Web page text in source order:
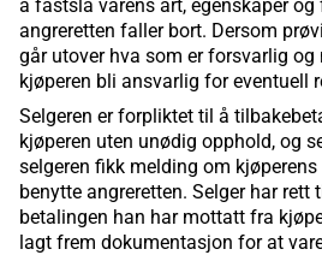
å fastslå varens art, egenskaper
angreretten faller bort. Dersom
går utover hva som er forsvarlig og
kjøperen bli ansvarlig for eventuell
Selgeren er forpliktet til å
kjøperen uten unødig opphold, og
selgeren fikk melding om
benytte angreretten. Selger har rett
betalingen han har mottatt fra
lagt frem dokumentasjon for at